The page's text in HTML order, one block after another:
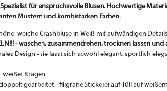
für anspruchsvolle Blusen. Hochwertige
Mustern und kombistarken Farben.
weiche Crashbluse in Weiß mit aufwändigen Details
- waschen, zusammendrehen, trocknen lassen und
Design - sie lässt sich sowohl elegant, sportlich
weißer Kragen
gearbeitet - filigrane Stickerei auf Tüll auf